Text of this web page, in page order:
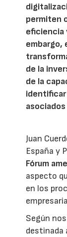
permiten
eficiencia
embargo,
de la
de la
Juan
España y
Fórum
aspecto
en los
Según
destinada